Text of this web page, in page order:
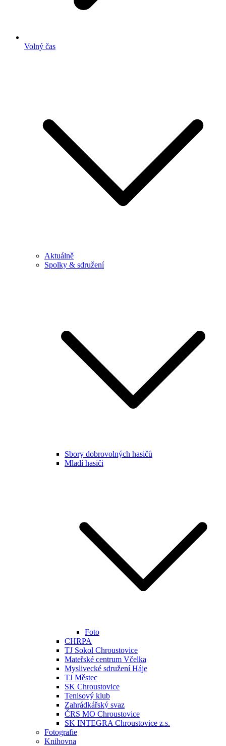
Volný čas
Aktuálně
Spolky & sdružení
Sbory dobrovolných hasičů
Mladí hasiči
Foto
CHRPA
TJ Sokol Chroustovice
Mateřské centrum Včelka
Myslivecké sdružení Háje
TJ Městec
SK Chroustovice
Tenisový klub
Zahrádkářský svaz
ČRS MO Chroustovice
SK INTEGRA Chroustovice z.s.
Fotografie
Knihovna